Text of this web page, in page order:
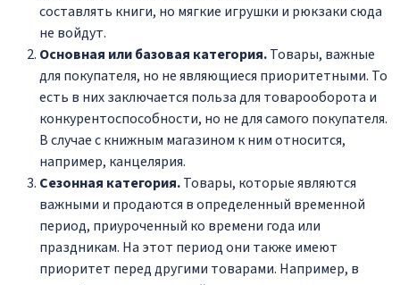
составлять книги, но мягкие игрушки и рюкзаки сюда
не войдут.
Основная или базовая категория.Товары, важные
для покупателя, но не являющиеся приоритетными. То
есть в них заключается польза для товарооборота и
конкурентоспособности, но не для самого покупателя.
В случае с книжным магазином к ним относится,
например, канцелярия.
Сезонная категория.Товары, которые являются
важными и продаются в определенный временной
период, приуроченный ко времени года или
праздникам. На этот период они также имеют
приоритет перед другими товарами. Например, в